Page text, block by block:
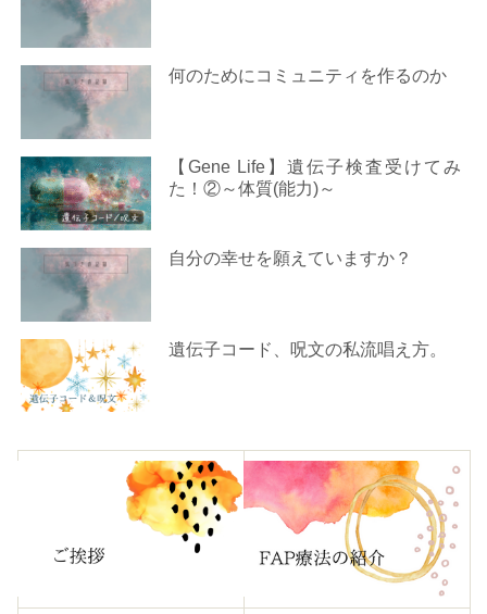
何のためにコミュニティを作るのか
【Gene Life】遺伝子検査受けてみ
た！②～体質(能力)～
自分の幸せを願えていますか？
遺伝子コード、呪文の私流唱え方。